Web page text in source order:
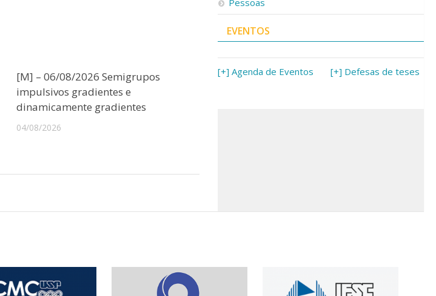
[M] – 06/08/2026 Semigrupos
impulsivos gradientes e
dinamicamente gradientes
04/08/2026
Pessoas
EVENTOS
[+] Agenda de Eventos [+] Defesas de teses